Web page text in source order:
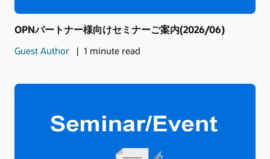
OPNパートナー様向けセミナーご案内(2026/06)
Guest Author 1 minute read